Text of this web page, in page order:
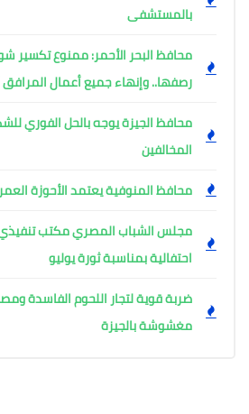
بالمستشفى
محافظ البحر الأحمر: ممنوع تكسير
رصفها.. وإنهاء جميع أعمال المرافق
محافظ الجيزة يوجه بالحل الفوري
المخالفين
محافظ المنوفية يعتمد الأحوزة
مجلس الشباب المصري مكتب تنفيذي
احتفالية بمناسبة ثورة يوليو
مغشوشة بالجيزة